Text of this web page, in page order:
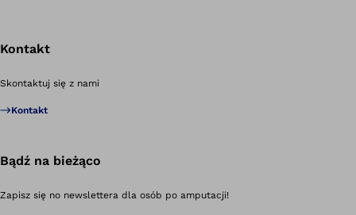
Kontakt
Skontaktuj się z nami
Kontakt
Bądź na bieżąco
Zapisz się no newslettera dla osób po amputacji!